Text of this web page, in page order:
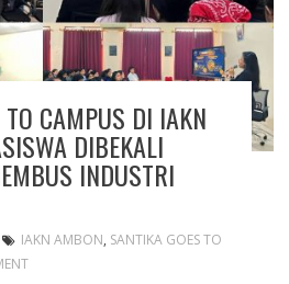
CAMPUS DI IAKN
DIBEKALI
INDUSTRI
IAKN AMBON, SANTIKA GOES TO